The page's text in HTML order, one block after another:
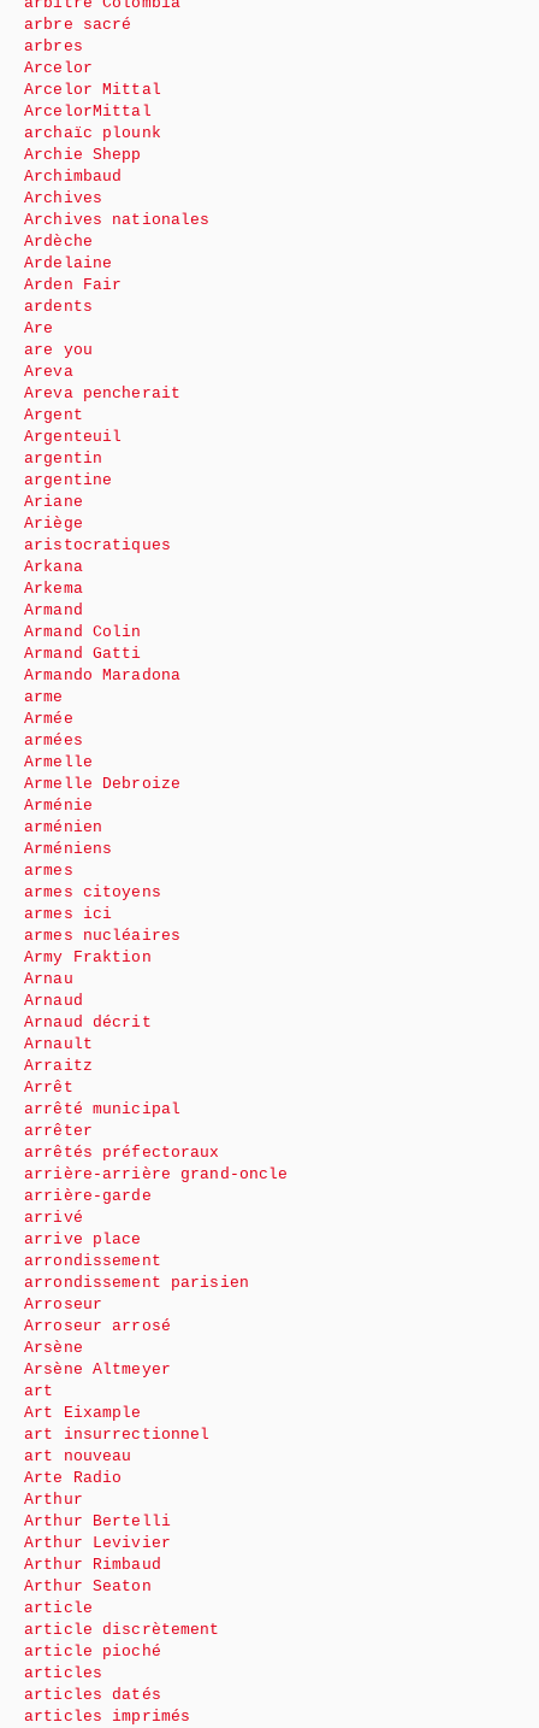
arbre sacré
arbres
Arcelor
Arcelor Mittal
ArcelorMittal
archaïc plounk
Archie Shepp
Archimbaud
Archives
Archives nationales
Ardèche
Ardelaine
Arden Fair
ardents
Are
are you
Areva
Areva pencherait
Argent
Argenteuil
argentin
argentine
Ariane
Ariège
aristocratiques
Arkana
Arkema
Armand
Armand Colin
Armand Gatti
Armando Maradona
arme
Armée
armées
Armelle
Armelle Debroize
Arménie
arménien
Arméniens
armes
armes citoyens
armes ici
armes nucléaires
Army Fraktion
Arnau
Arnaud
Arnaud décrit
Arnault
Arraitz
Arrêt
arrêté municipal
arrêter
arrêtés préfectoraux
arrière-arrière grand-oncle
arrière-garde
arrivé
arrive place
arrondissement
arrondissement parisien
Arroseur
Arroseur arrosé
Arsène
Arsène Altmeyer
art
Art Eixample
art insurrectionnel
art nouveau
Arte Radio
Arthur
Arthur Bertelli
Arthur Levivier
Arthur Rimbaud
Arthur Seaton
article
article discrètement
article pioché
articles
articles datés
articles imprimés